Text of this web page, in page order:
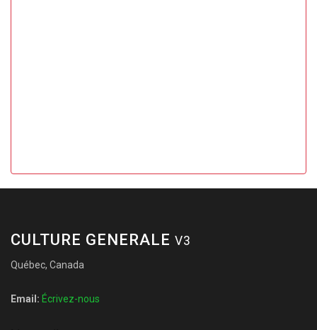
CULTURE GENERALE V3
Québec, Canada
Email: Écrivez-nous